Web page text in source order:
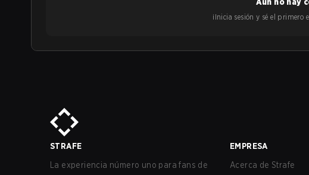
¡Inicia sesión y sé el primero
STRAFE
La experiencia número uno para fans de
EMPRESA
Acerca de Strafe